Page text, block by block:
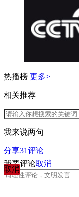
热播榜 更多>
相关推荐
我来说两句
分享31评论
取消
我要评论取消